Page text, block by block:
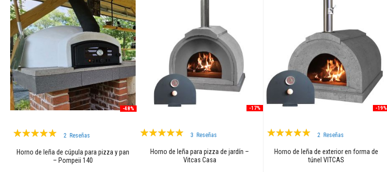
refractarios
Refractarios
moldeables
plásticos
Compuestos
reparadores
refractarios
Ladrillos
refractarios
Ladrillos
refractario
-48%
Valoración:
2 Reseñas
Horno de leña de cúpula para pizza y pan
– Pompeii 140
-17%
Valoración:
3 Reseñas
Horno de leña para pizza de jardín –
Vitcas Casa
-19%
Valoración:
2 Reseñas
Horno de leña de exterior en forma de
túnel VITCAS